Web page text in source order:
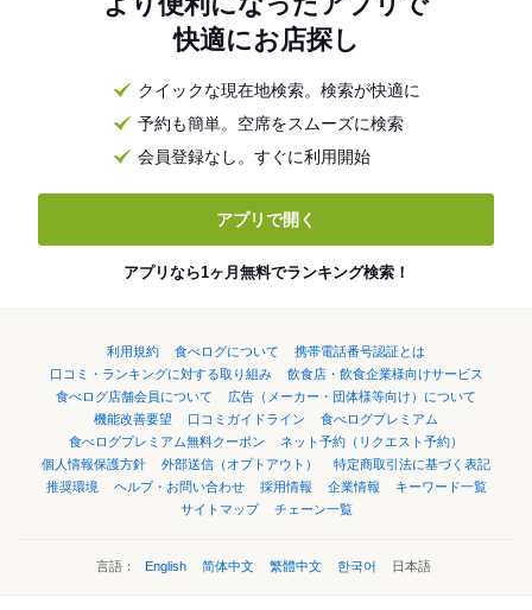
快適にお店探し
クイックな現在地検索。検索が快適に
予約も簡単。空席をスムーズに検索
会員登録なし。すぐに利用開始
アプリで開く
アプリなら1ヶ月無料でランキング検索！
利用規約 食べログについて
携帯電話番号認証とは
口コミ・ランキングに対する取り組み
飲食店・飲食企業様向けサービス
食べログ店舗会員について
広告（メーカー・団体様等向け）について
機能改善要望
口コミガイドライン
食べログプレミアム
食べログプレミアム無料クーポン
ネット予約（リクエスト予約）
個人情報保護方針
外部送信（オプトアウト）
特定商取引法に基づく表記
推奨環境
ヘルプ・お問い合わせ 採用情報 企業情報
キーワード一覧
サイトマップ
チェーン一覧
言語： English 简体中文 繁體中文 한국어 日本語